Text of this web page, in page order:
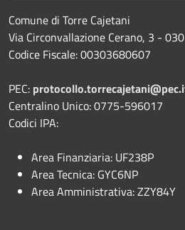
Comune di Torre Cajetani
Via Circonvallazione Cerano, 3 -
Codice Fiscale: 00303680607
PEC:
Centralino Unico: 0775-596017
Codici IPA:
Area Finanziaria: UF238P
Area Tecnica: GYC6NP
Area Amministrativa: ZZY84Y